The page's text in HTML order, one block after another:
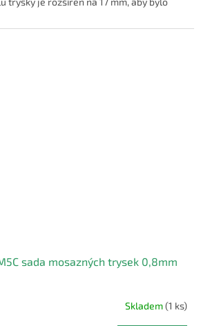
sada mosazných trysek 0,8mm
Skladem(1 ks)